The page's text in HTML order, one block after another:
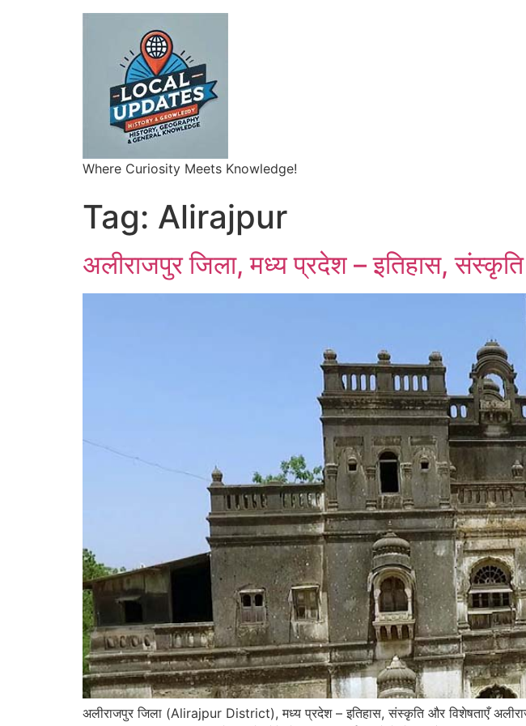
Where Curiosity Meets Knowledge!
Tag: Alirajpur
अलीराजपुर जिला, मध्य प्रदेश – इतिहास,
अलीराजपुर जिला (Alirajpur District), मध्य प्रदेश – इतिहास, संस्कृति और विशेषताएँ